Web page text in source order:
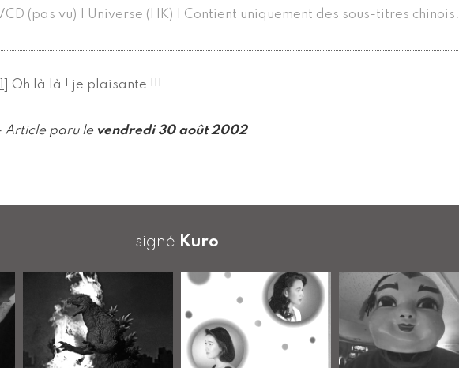
(pas vu) | Universe (HK) | Contient uniquement des sous-titres chinois.
Oh là là ! je plaisante !!!
Article paru le vendredi 30 août 2002
signé Kuro